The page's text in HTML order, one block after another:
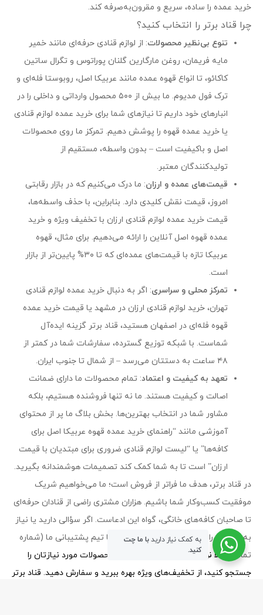
خرید عمده را ساده، سریع و مقرون‌به‌صرفه کند.
چرا قناد برتر را انتخاب کنید؟
تنوع بی‌نظیر محصولات: از لوازم قنادی حرفه‌ای مانند خمیر
مایه فریمان، روغن مارگارین گلنان پوراتوس و تگرال ساتین
کاکائو، تا انواع قهوه عمده مانند عربیکا اصل، روبوستا فله‌ای و
ترک فول مدیوم. ما بیش از ۵۰۰ محصول وارداتی و داخلی را در
انبارهای خود داریم تا نیازهای شما برای خرید عمده لوازم قنادی
یا خرید عمده قهوه را پوشش دهیم. تمرکز ما روی محصولات
اصل و باکیفیت است – بدون واسطه، مستقیم از
تولیدکنندگان معتبر.
قیمت‌های عمده و ارزان: ما درک می‌کنیم که در بازار رقابتی
امروز، قیمت نقش کلیدی دارد. بنابراین، با حذف واسطه‌ها،
قیمت خرید عمده لوازم قنادی ارزان با تخفیف ویژه و خرید
عمده قهوه اصل آنلاین را ارائه می‌دهیم. برای مثال، قهوه
عربیکا تازه با قیمت‌های عمده‌ای که تا ۳۰% پایین‌تر از بازار
است.
تمرکز محلی و سراسری: اگر به دنبال خرید عمده لوازم قنادی
تهران، خرید لوازم قنادی ارزان در مشهد یا قیمت خرید عمده
قهوه فله‌ای در اصفهان هستید، قناد برتر گزینه ایده‌آل
شماست. با شبکه توزیع گسترده، سفارشات شما در کمتر از
۴۸ ساعت به دستتان می‌رسد – از شمال تا جنوب ایران.
تعهد به کیفیت و اعتماد: تمام محصولات ما دارای ضمانت
اصالت و کیفیت هستند. ما نه تنها فروشنده هستیم، بلکه
مشاور شما در انتخاب بهترین‌ها. بخش بلاگ ما پر از محتوای
آموزشی مانند “راهنمای خرید عمده قهوه عربیکا اصل برای
کافه‌ها” یا “لیست لوازم قنادی ضروری برای مبتدیان با قیمت
ارزان” است تا به شما کمک کند تصمیمات هوشمندانه بگیرید.
در قناد برتر، هدف ما فراتر از فروش است؛ ما می‌خواهیم شریک
موفقیت کسب‌وکار شما باشیم. هزاران مشتری راضی از قنادان حرفه‌ای
تا صاحبان کافه‌های خانگی، گواه این ادعاست. اگر سؤالی دارید یا نیاز
به مشاوره رایگان برای خرید عمده دارید، با تیم پشتیبانی ما (شماره
تماس:حالا نوبت شماست!
همین امروز محصولات مورد نیازتان را
جستجو کنید، از تخفیف‌های ویژه بهره ببرید و سفارش دهید. قناد برتر
به کمک نیاز داریدبا ما چت
کنید.